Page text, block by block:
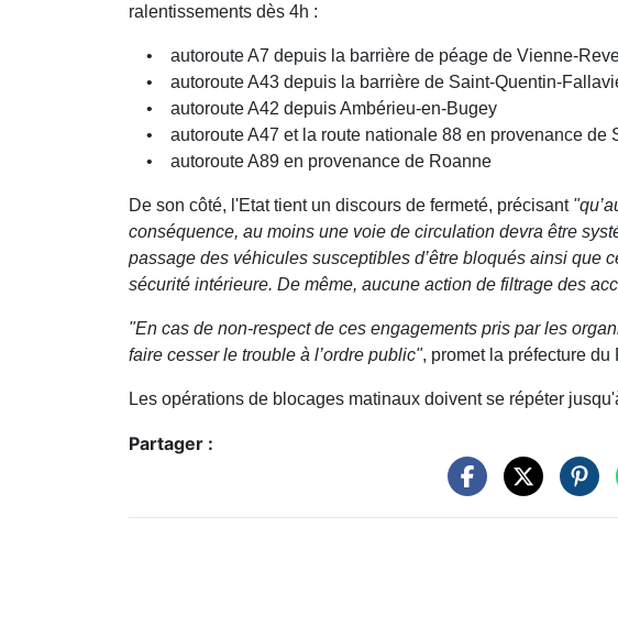
ralentissements dès 4h :
• autoroute A7 depuis la barrière de péage de Vienne-
• autoroute A43 depuis la barrière de Saint-Quentin-
• autoroute A42 depuis Ambérieu-en-Bugey
• autoroute A47 et la route nationale 88 en provenance de
• autoroute A89 en provenance de Roanne
De son côté, l'Etat tient un discours de fermeté, précisant
conséquence, au moins une voie de circulation devra être
passage des véhicules susceptibles d’être bloqués ainsi que
sécurité intérieure. De même, aucune action de filtrage des
"En cas de non-respect de ces engagements pris par les
faire cesser le trouble à l’ordre public", promet la préfecture du
Les opérations de blocages matinaux doivent se répéter
Partager :